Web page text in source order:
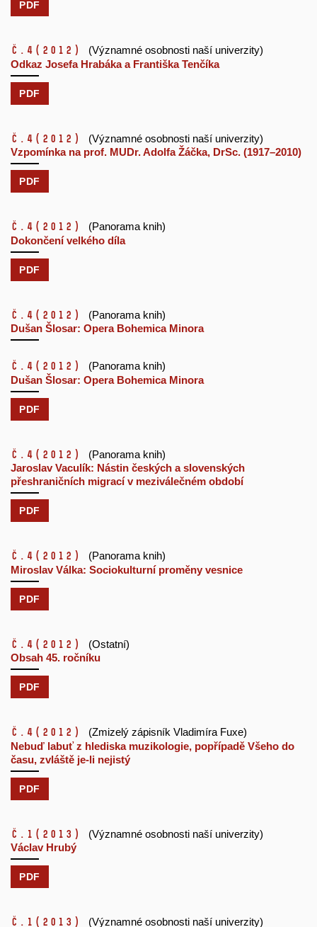
PDF
č.4 (2012)
(Významné osobnosti naší univerzity)
Odkaz Josefa Hrabáka a Františka Tenčíka
PDF
č.4 (2012)
(Významné osobnosti naší univerzity)
Vzpomínka na prof. MUDr. Adolfa Žáčka, DrSc. (1917–2010)
PDF
č.4 (2012)
(Panorama knih)
Dokončení velkého díla
PDF
č.4 (2012)
(Panorama knih)
Dušan Šlosar: Opera Bohemica Minora
č.4 (2012)
(Panorama knih)
Dušan Šlosar: Opera Bohemica Minora
PDF
č.4 (2012)
(Panorama knih)
Jaroslav Vaculík: Nástin českých a slovenských
přeshraničních migrací v meziválečném období
PDF
č.4 (2012)
(Panorama knih)
Miroslav Válka: Sociokulturní proměny vesnice
PDF
č.4 (2012)
(Ostatní)
Obsah 45. ročníku
PDF
č.4 (2012)
(Zmizelý zápisník Vladimíra Fuxe)
Nebuď labuť z hlediska muzikologie, popřípadě Všeho do
času, zvláště je-li nejistý
PDF
č.1 (2013)
(Významné osobnosti naší univerzity)
Václav Hrubý
PDF
č.1 (2013)
(Významné osobnosti naší univerzity)